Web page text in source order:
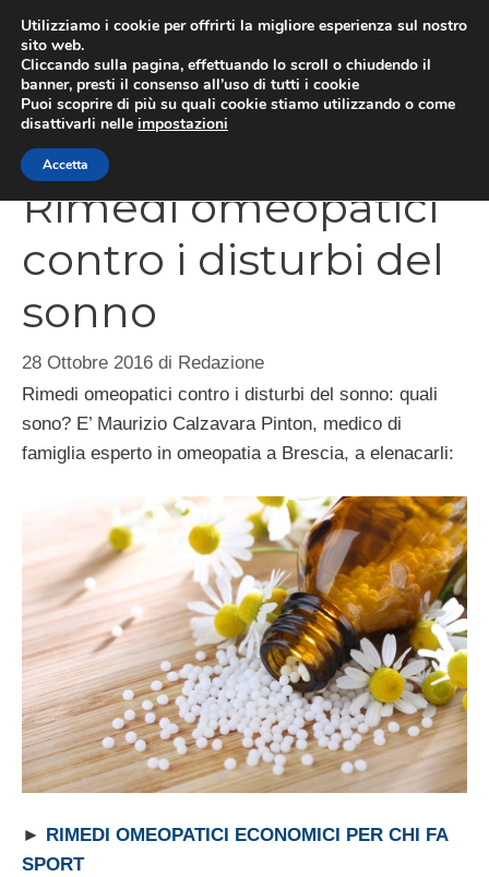
contenuto
Rimedi omeopatici
contro i disturbi del
sonno
28 Ottobre 2016 di Redazione
Rimedi omeopatici contro i disturbi del sonno: quali
sono? E’ Maurizio Calzavara Pinton, medico di
famiglia esperto in omeopatia a Brescia, a elenacarli:
► RIMEDI OMEOPATICI ECONOMICI PER CHI FA
SPORT
Utilizziamo i cookie per offrirti la migliore esperienza sul nostro
sito web.
Cliccando sulla pagina, effettuando lo scroll o chiudendo il
banner, presti il consenso all’uso di tutti i cookie
Puoi scoprire di più su quali cookie stiamo utilizzando o come
disattivarli nelle impostazioni
Accetta